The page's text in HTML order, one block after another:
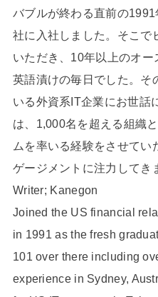
バブルが終わる直前の
社に入社しました。そこで
いただき、10年以上のオ
英語漬けの毎日でした。そ
いる外資系IT企業にお世話
は、1,000名を超える組織
ムを率いる経験をさせてい
ゲージメントに注力してき
Writer; Kanegon
Joined the US financial
in 1991 as the fresh
101 over there including
experience in Sydney,